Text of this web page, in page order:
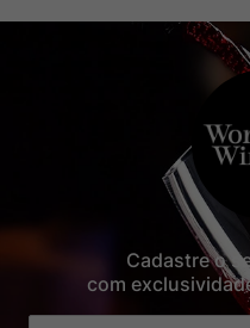
Cadastre o
com